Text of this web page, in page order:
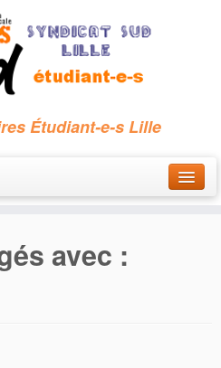
Étudiant-e-s Lille
Qui sommes-nous ?
avec :